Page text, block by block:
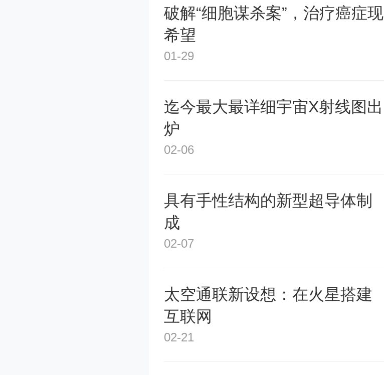
破解“细胞谋杀案”，治疗癌症现
希望
01-29
迄今最大最详细宇宙X射线图出
炉
02-06
具有手性结构的新型超导体制
成
02-07
太空通联新设想：在火星搭建
互联网
02-21